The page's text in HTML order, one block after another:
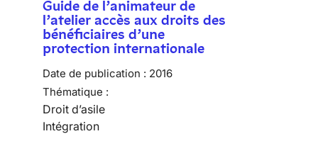
Guide de l’animateur de
l’atelier accès aux droits des
bénéficiaires d’une
protection internationale
Date de publication : 2016
Thématique :
Droit d’asile
Intégration